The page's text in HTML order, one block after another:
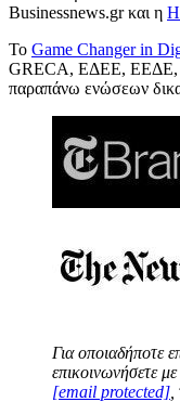
Βusinessnews.gr και η
Το Game Changer in
GRECA, ΕΔΕΕ,
παραπάνω ενώσεων
Για οποιαδήποτε
επικοινωνήσετε
[email protected]